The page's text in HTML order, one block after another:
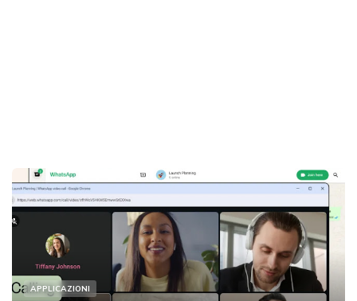
APPLICAZIONI